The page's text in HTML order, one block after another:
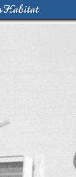
Habitat